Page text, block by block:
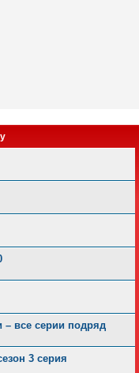
– все серии подряд
3 серия